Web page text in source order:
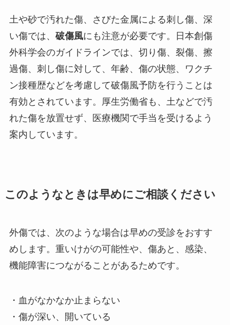
土や砂で汚れた傷、さびた金属による刺し傷、深
い傷では、 破傷風にも注意が必要です。日本創傷
外科学会のガイドラインでは、切り傷、裂傷、擦
過傷、刺し傷に対して、年齢、傷の状態、ワクチ
ン接種歴などを考慮して破傷風予防を行うことは
有効とされています。厚生労働省も、土などで汚
れた傷を放置せず、医療機関で手当を受けるよう
案内しています。
このようなときは早めにご相談ください
外傷では、次のような場合は早めの受診をおすす
めします。重いけがの可能性や、傷あと、感染、
機能障害につながることがあるためです。
・血がなかなか止まらない
・傷が深い、開いている